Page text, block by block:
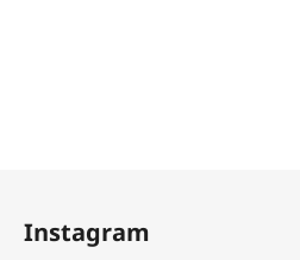
Instagram